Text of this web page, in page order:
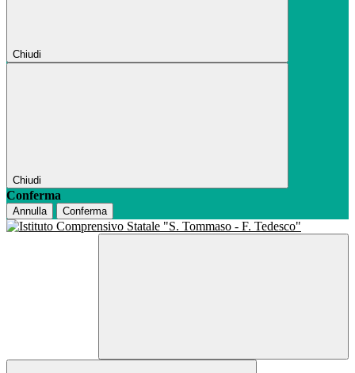
Chiudi
Chiudi
Conferma
Annulla Conferma